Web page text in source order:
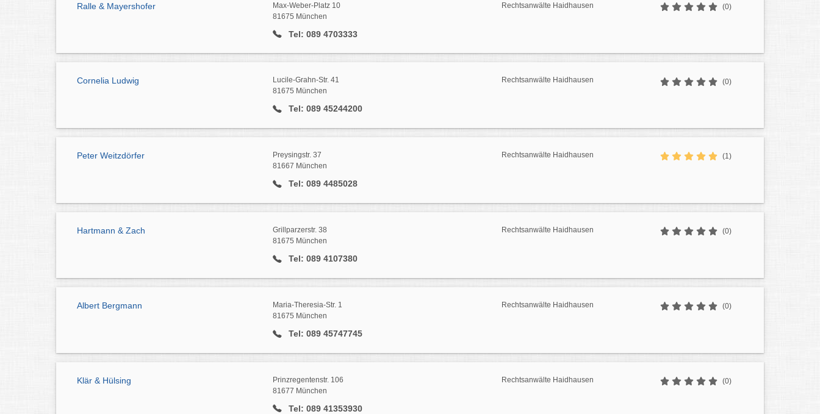
Ralle & Mayershofer
Max-Weber-Platz 10
81675 München
Tel: 089 4703333
Rechtsanwälte Haidhausen (0)
Cornelia Ludwig
Lucile-Grahn-Str. 41
81675 München
Tel: 089 45244200
Rechtsanwälte Haidhausen (0)
Peter Weitzdörfer
Preysingstr. 37
81667 München
Tel: 089 4485028
Rechtsanwälte Haidhausen (1)
Hartmann & Zach
Grillparzerstr. 38
81675 München
Tel: 089 4107380
Rechtsanwälte Haidhausen (0)
Albert Bergmann
Maria-Theresia-Str. 1
81675 München
Tel: 089 45747745
Rechtsanwälte Haidhausen (0)
Klär & Hülsing
Prinzregentenstr. 106
81677 München
Tel: 089 41353930
Rechtsanwälte Haidhausen (0)